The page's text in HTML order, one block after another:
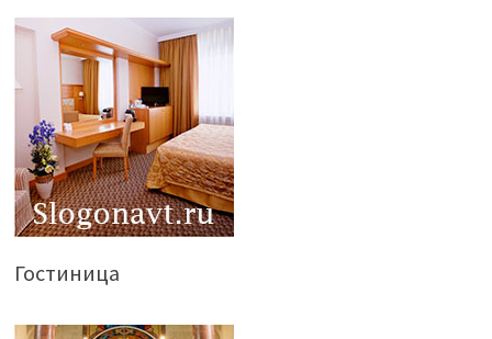
Гостиница